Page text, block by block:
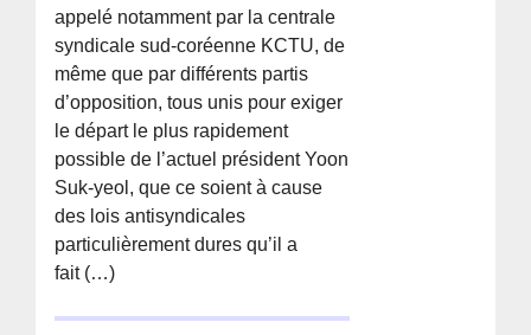
appelé notamment par la centrale
syndicale sud-coréenne KCTU, de
même que par différents partis
d’opposition, tous unis pour exiger
le départ le plus rapidement
possible de l’actuel président Yoon
Suk-yeol, que ce soient à cause
des lois antisyndicales
particulièrement dures qu’il a
fait (…)